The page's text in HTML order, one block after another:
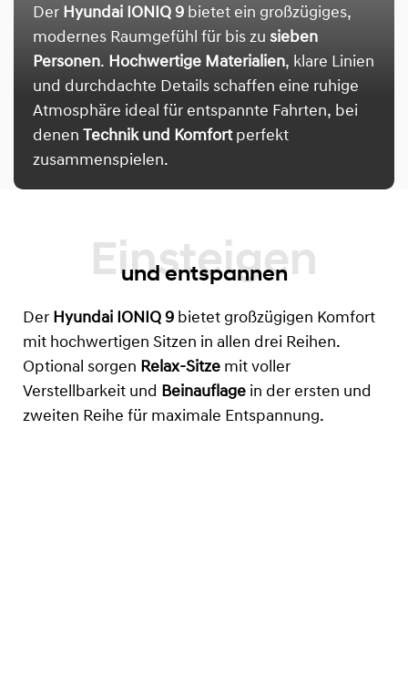
Der Hyundai IONIQ 9 bietet ein großzügiges,
modernes Raumgefühl für bis zu sieben
Personen. Hochwertige Materialien, klare Linien
und durchdachte Details schaffen eine ruhige
Atmosphäre ideal für entspannte Fahrten, bei
denen Technik und Komfortperfekt
zusammenspielen.
und entspannen
Der Hyundai IONIQ 9 bietet großzügigen Komfort
mit hochwertigen Sitzen in allen drei Reihen.
Optional sorgen Relax-Sitze mit voller
Verstellbarkeit und Beinauflage in der ersten und
zweiten Reihe für maximale Entspannung.